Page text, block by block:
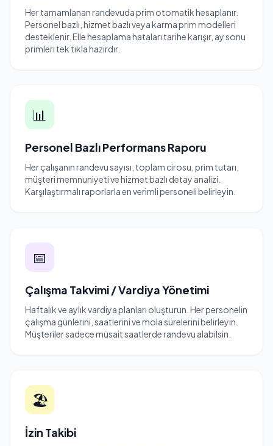
Her tamamlanan randevuda prim otomatik hesaplanır.
Personel bazlı, hizmet bazlı veya karma prim modelleri
desteklenir. Elle hesaplama hataları tarihe karışır, ay sonu
primleri tek tıkla hazırdır.
📊
Personel Bazlı Performans Raporu
Her çalışanın randevu sayısı, toplam cirosu, prim tutarı,
müşteri memnuniyeti ve hizmet bazlı detay analizi.
Karşılaştırmalı raporlarla en verimli personeli belirleyin.
📅
Çalışma Takvimi / Vardiya Yönetimi
Haftalık ve aylık vardiya planları oluşturun. Her personelin
çalışma günlerini, saatlerini ve mola sürelerini belirleyin.
Müşteriler sadece müsait saatlerde randevu alabilsin.
🏖️
İzin Takibi